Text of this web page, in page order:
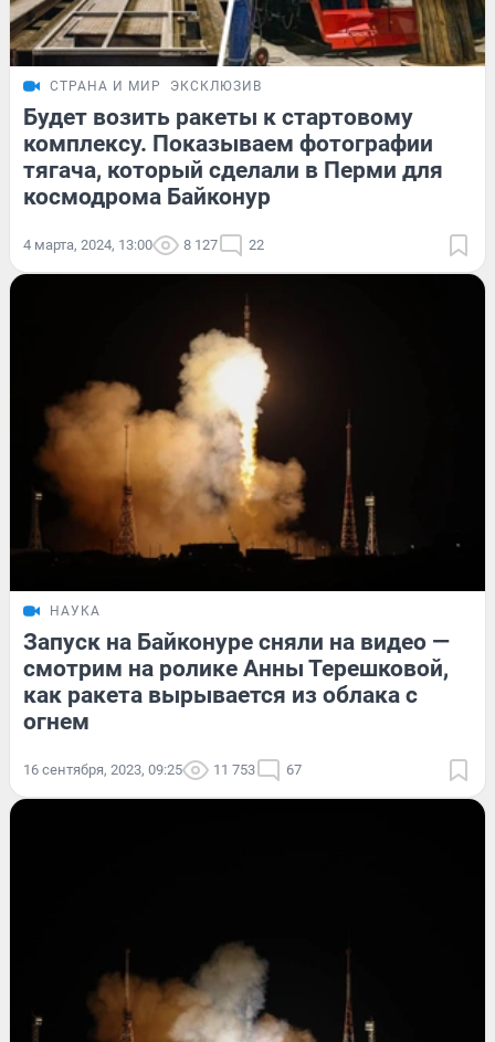
СТРАНА И МИР ЭКСКЛЮЗИВ
Будет возить ракеты к стартовому
комплексу. Показываем фотографии
тягача, который сделали в Перми для
космодрома Байконур
4 марта, 2024, 13:00 8 127 22
НАУКА
Запуск на Байконуре сняли на видео —
смотрим на ролике Анны Терешковой,
как ракета вырывается из облака с
огнем
16 сентября, 2023, 09:25 11 753 67